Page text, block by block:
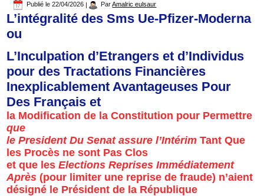
Publié le 22/04/2026 | Par Amalric eulsaur
L’intégralité desSms Ue-Pfizer-Moderna
ou
L’Inculpation d’Etrangers et d’Individus
pour desTractations Financières
Inexplicablement Avantageuses Pour
Des Français et
la Modification de la Constitution pour Permettre
que
le President Du Senat assure l’Intérim Tant Que
les Procès ne sont Pas Clos
et que lesElections Reprises Immédiatement
Après (pour limiter une reprise de fraude) n’aient
désigné le Président de la République